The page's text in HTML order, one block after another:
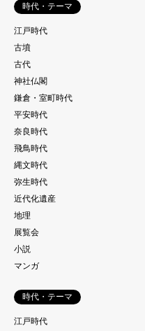
時代・テーマ
江戸時代
古墳
古代
神社仏閣
鎌倉・室町時代
平安時代
奈良時代
飛鳥時代
縄文時代
弥生時代
近代化遺産
地理
展覧会
小説
マンガ
時代・テーマ
江戸時代